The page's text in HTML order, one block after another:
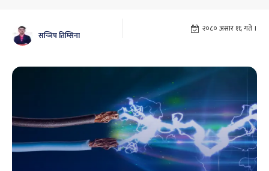
सन्जिप तिम्सिना
२०८० असार १६ गते ।